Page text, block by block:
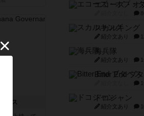
ンス
エコーズ・オ
スカルキング
紹介文あり
海兵隊
紹介文あり
ドコジャン
紹介文あり